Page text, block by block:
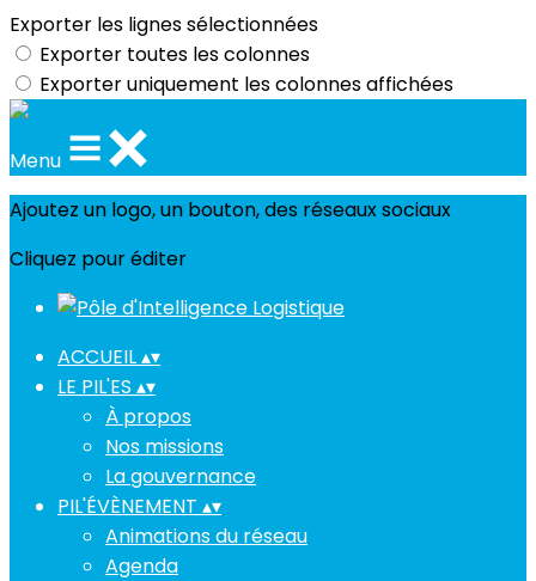
Exporter les lignes sélectionnées
Exporter toutes les colonnes
Exporter uniquement les colonnes affichées
Menu
Ajoutez un logo, un bouton, des réseaux sociaux
Cliquez pour éditer
ACCUEIL▴▾
LE PIL'ES ▴▾
À propos
Nos missions
La gouvernance
PIL'ÉVÈNEMENT ▴▾
Animations du réseau
Agenda